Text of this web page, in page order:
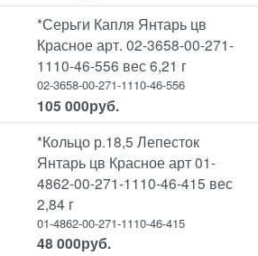
*Серьги Капля Янтарь цв
Красное арт. 02-3658-00-271-
1110-46-556 вес 6,21 г
02-3658-00-271-1110-46-556
105 000руб.
*Кольцо р.18,5 Лепесток
Янтарь цв Красное арт 01-
4862-00-271-1110-46-415 вес
2,84 г
01-4862-00-271-1110-46-415
48 000руб.